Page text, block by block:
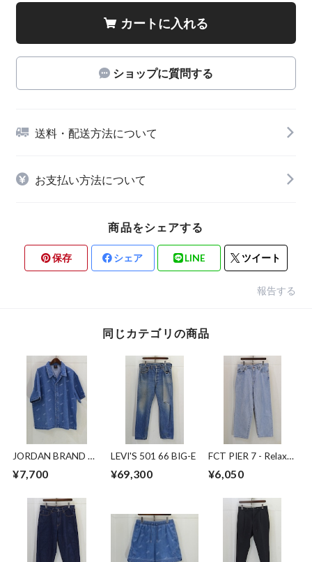
カートに入れる
ショップに質問する
送料・配送方法について
お支払い方法について
商品をシェアする
保存 シェア LINE ツイート
報告する
同じカテゴリの商品
JORDAN BRAND デ
¥7,700
LEVI'S 501 66 BIG-E
¥69,300
FCT PIER 7 - Relax
¥6,050